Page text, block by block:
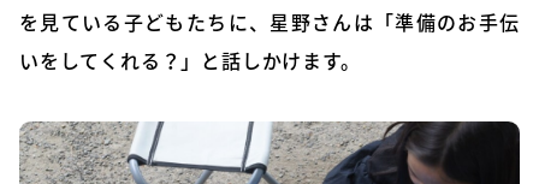
を見ている子どもたちに、星野さんは「準備のお手伝
いをしてくれる？」と話しかけます。